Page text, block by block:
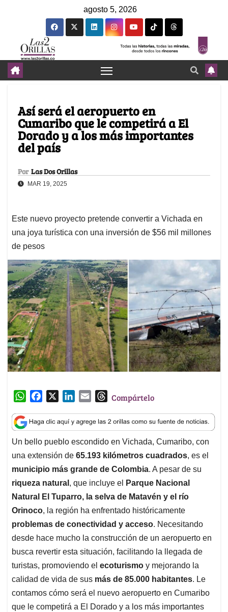
agosto 5, 2026
Así será el aeropuerto en
Cumaribo que le competirá a El
Dorado y a los más importantes
del país
Por Las Dos Orillas
MAR 19, 2025
Este nuevo proyecto pretende convertir a Vichada en
una joya turística con una inversión de $56 mil millones
de pesos
W
a
t
s
A
p
p
c
e
b
o
o
k
n
k
e
d
I
n
a
i
l
T
r
e
a
d
s
Compártelo
Un bello pueblo escondido en Vichada, Cumaribo, con
una extensión de 65.193 kilómetros cuadrados, es el
municipio más grande de Colombia. A pesar de su
riqueza natural , que incluye el
Parque Nacional
Natural El Tuparro, la selva de Matavén y el río
Orinoco, la región ha enfrentado históricamente
problemas de conectividad y acceso. Necesitando
desde hace mucho la construcción de un aeropuerto en
busca revertir esta situación, facilitando la llegada de
turistas, promoviendo el ecoturismo y mejorando la
calidad de vida de sus más de 85.000 habitantes. Le
contamos cómo será el nuevo aeropuerto en Cumaribo
que le competirá a El Dorado y a los más importantes